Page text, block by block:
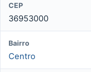
CEP
36953000
Bairro
Centro